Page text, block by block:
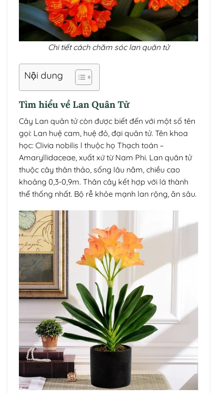
Chi tiết cách chăm sóc lan quân tử
Nội dung
Tìm hiểu về Lan Quân Tử
Cây Lan quân tử còn được biết đến với một số tên
gọi: Lan huệ cam, huệ đỏ, đại quân tử. Tên khoa
học: Clivia nobilis l thuộc họ Thạch toán –
Amaryllidaceae, xuất xứ từ Nam Phi. Lan quân tử
thuộc cây thân thảo, sống lâu năm, chiều cao
khoảng 0,3-0,9m. Thân cây kết hợp với lá thành
thể thống nhất. Bộ rễ khỏe mạnh lan rộng, ăn sâu.